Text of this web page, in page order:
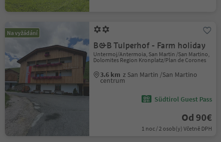
Na vyžádání
B&B Tulperhof - Farm holiday
Untermoj/Antermoia, San Martin /San Martino,
Dolomites Region Kronplatz/Plan de Corones
3.6 km z San Martin /San Martino
centrum
Südtirol Guest Pass
Od 90€
1 noc / 2 osob(y) Včetně DPH